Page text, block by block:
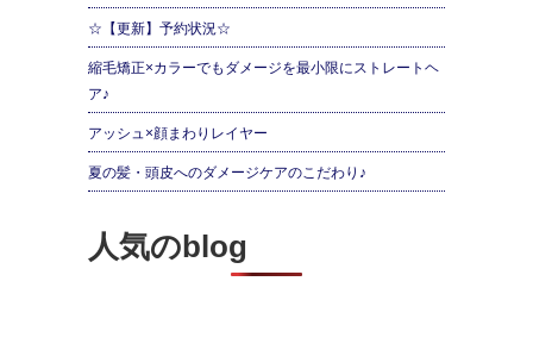
☆【更新】予約状況☆
縮毛矯正×カラーでもダメージを最小限にストレートヘ
ア♪
アッシュ×顔まわりレイヤー
夏の髪・頭皮へのダメージケアのこだわり♪
人気のblog